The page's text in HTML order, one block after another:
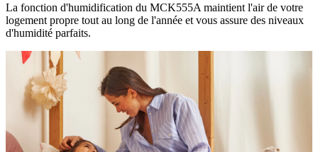
La fonction d'humidification du MCK555A maintient l'air de votre
logement propre tout au long de l'année et vous assure des niveaux
d'humidité parfaits.